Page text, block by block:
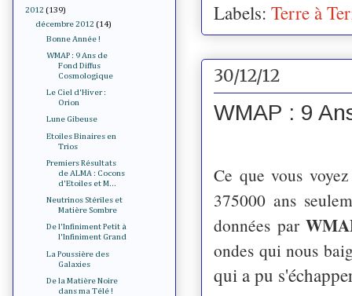
Labels: Terre à
30/12/12
WMAP : 9
Ce que vous
375000 ans
données par
ondes qui nous
qui a pu
2012 (139)
décembre 2012 (14)
Bonne Année !
WMAP : 9 Ans de
Fond Diffus
Cosmologique
Le Ciel d'Hiver :
Orion
Lune Gibeuse
Etoiles Binaires en
Trios
Premiers Résultats
de ALMA : Cocons
d'Etoiles et M...
Neutrinos Stériles et
Matière Sombre
De l'Infiniment Petit à
l'Infiniment Grand
La Poussière des
Galaxies
De la Matière Noire
dans ma Télé !